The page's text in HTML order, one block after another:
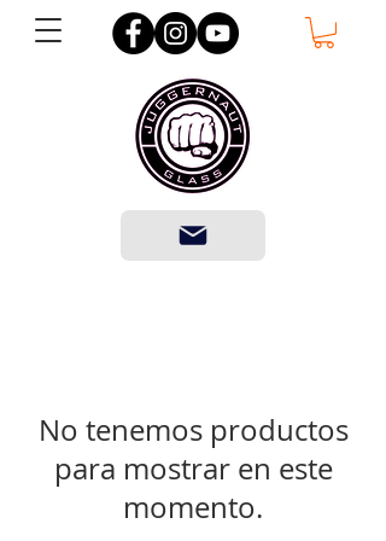
No tenemos productos
para mostrar en este
momento.